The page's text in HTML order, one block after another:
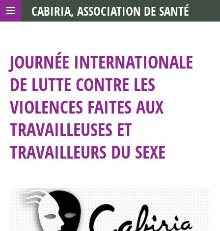
JOURNÉE INTERNATIONALE
DE LUTTE CONTRE LES
VIOLENCES FAITES AUX
TRAVAILLEUSES ET
TRAVAILLEURS DU SEXE
CABIRIA, ASSOCIATION DE SANTÉ